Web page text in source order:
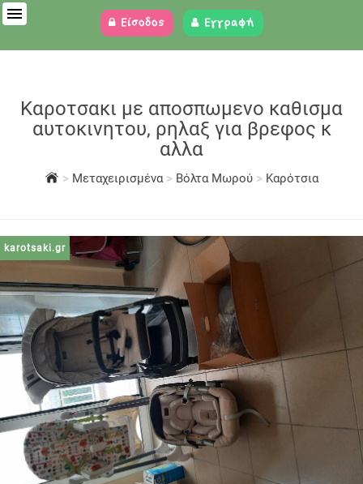
Είσοδος Εγγραφή
Καροτσακι με αποσπωμενο καθισμα
αυτοκινητου, ρηλαξ για βρεφος κ
αλλα
> Μεταχειρισμένα > Βόλτα Μωρού > Καρότσια
karotsaki.gr